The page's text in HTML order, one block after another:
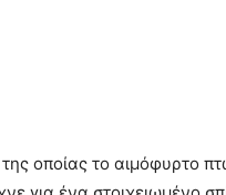
οποίας το αιμόφυρτο